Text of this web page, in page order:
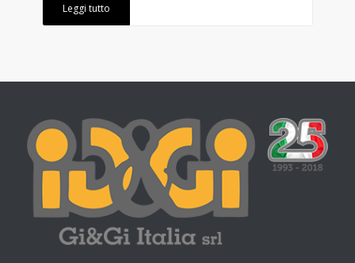
Leggi tutto